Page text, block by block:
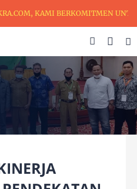
KAMI BERKOMITMEN